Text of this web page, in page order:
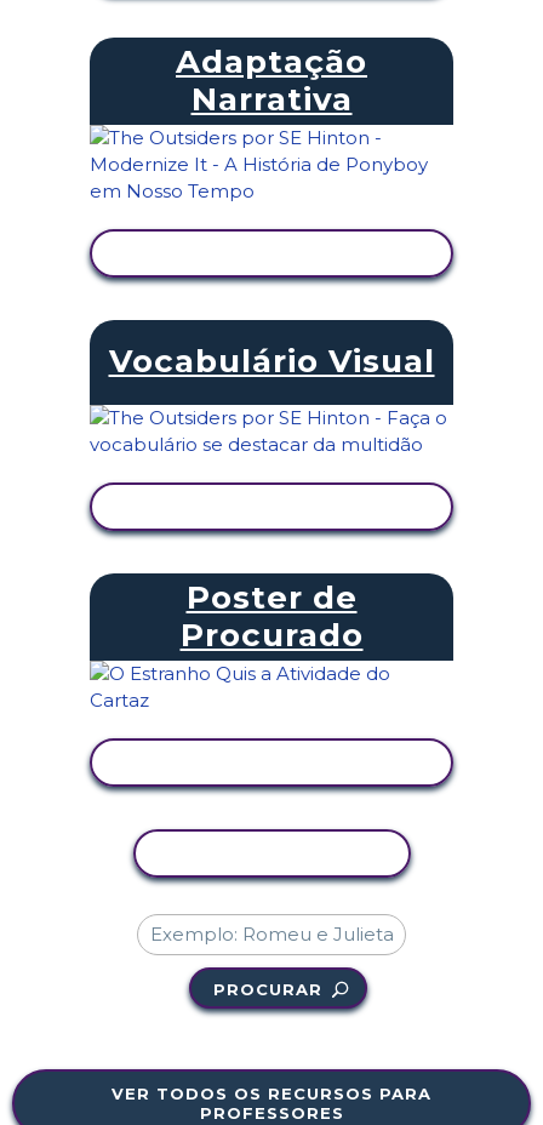
Adaptação
Narrativa
Vocabulário Visual
Poster de
Procurado
PROCURAR
VER TODOS OS RECURSOS PARA
PROFESSORES